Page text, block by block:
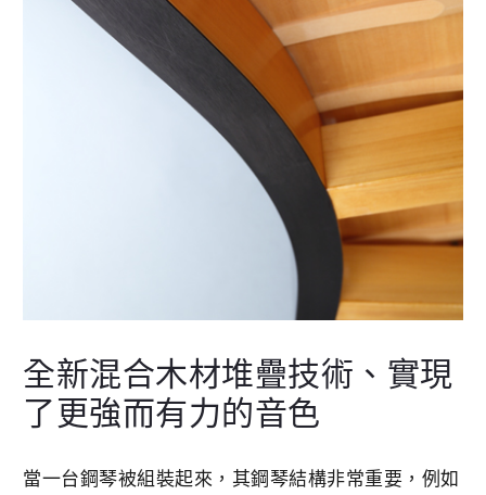
全新混合木材堆疊技術、實現
了更強而有力的音色
當一台鋼琴被組裝起來，其鋼琴結構非常重要，例如